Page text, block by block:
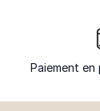
Paiement en